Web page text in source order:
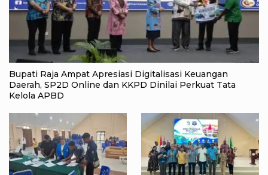
Bupati Raja Ampat Apresiasi Digitalisasi Keuangan
Daerah, SP2D Online dan KKPD Dinilai Perkuat Tata
Kelola APBD